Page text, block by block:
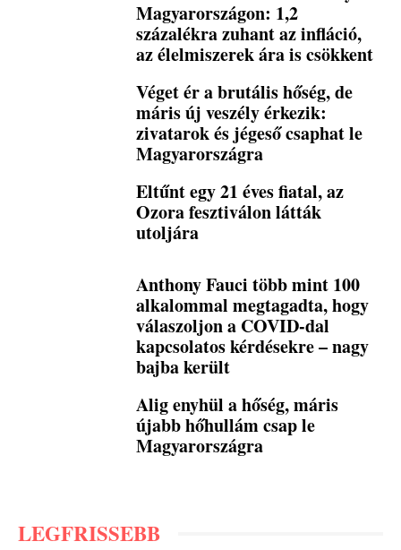
Magyarországon: 1,2
százalékra zuhant az infláció,
az élelmiszerek ára is csökkent
Véget ér a brutális hőség, de
máris új veszély érkezik:
zivatarok és jégeső csaphat le
Magyarországra
Eltűnt egy 21 éves fiatal, az
Ozora fesztiválon látták
utoljára
Anthony Fauci több mint 100
alkalommal megtagadta, hogy
válaszoljon a COVID-dal
kapcsolatos kérdésekre – nagy
bajba került
Alig enyhül a hőség, máris
újabb hőhullám csap le
Magyarországra
LEGFRISSEBB